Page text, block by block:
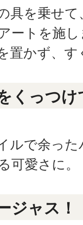
具を乗せ
ートを施
置かず、
くっつけ
ルで余っ
可愛さに。
ジャス！